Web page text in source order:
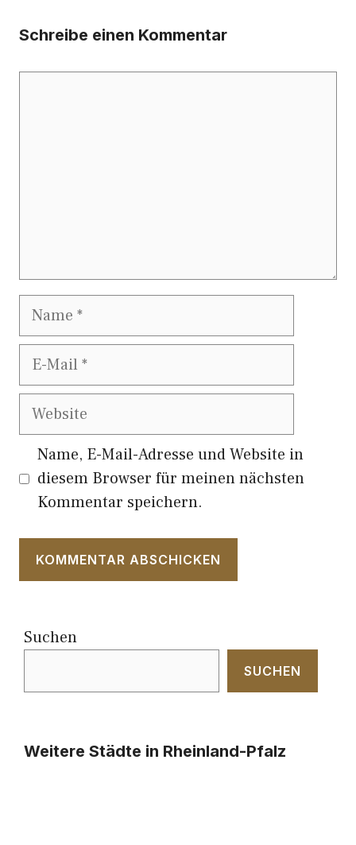
Schreibe einen Kommentar
Name
E-
Website
Name, E-Mail-Adresse und Website in
diesem Browser für meinen nächsten
Kommentar speichern.
Suchen
SUCHEN
Weitere Städte in Rheinland-Pfalz